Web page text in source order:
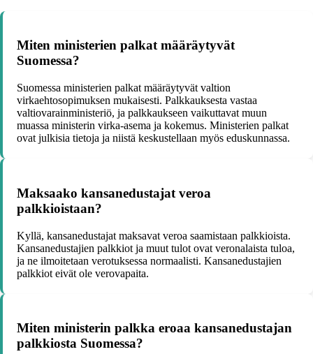
Miten ministerien palkat määräytyvät
Suomessa?
Suomessa ministerien palkat määräytyvät valtion
virkaehtosopimuksen mukaisesti. Palkkauksesta vastaa
valtiovarainministeriö, ja palkkaukseen vaikuttavat muun
muassa ministerin virka-asema ja kokemus. Ministerien palkat
ovat julkisia tietoja ja niistä keskustellaan myös eduskunnassa.
Maksaako kansanedustajat veroa
palkkioistaan?
Kyllä, kansanedustajat maksavat veroa saamistaan palkkioista.
Kansanedustajien palkkiot ja muut tulot ovat veronalaista tuloa,
ja ne ilmoitetaan verotuksessa normaalisti. Kansanedustajien
palkkiot eivät ole verovapaita.
Miten ministerin palkka eroaa kansanedustajan
palkkiosta Suomessa?